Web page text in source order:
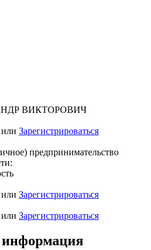
ВИКТОРОВИЧ
или Зарегистрироваться
предпринимательство
или Зарегистрироваться
или Зарегистрироваться